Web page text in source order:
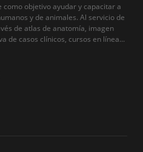
como objetivo ayudar y capacitar a
y de animales. Al servicio de
de atlas de anatomía, imagen
de casos clínicos, cursos en línea...